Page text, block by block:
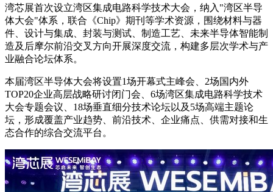
湾芯展首次设立湾区集成电路科学技术大会，纳入"湾区半导
体大会"体系，联合《Chip》期刊等学术资源，围绕材料与器
件、设计与集成、封装与测试、制造工艺、未来半导体智能制
造及后摩尔前沿交叉方向开展深度交流，构建多层次学术与产
业融合论坛体系。
本届湾区半导体大会将设置1场开幕式主峰会、2场国内外
TOP20企业高层战略研讨闭门会、6场湾区集成电路科学技术
大会专题会议、18场垂直细分技术论坛以及5场高端主题论
坛，形成覆盖产业趋势、前沿技术、企业痛点、供需对接和生
态合作的综合交流平台。